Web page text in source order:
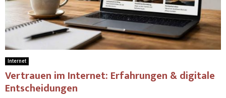
Internet
Vertrauen im Internet: Erfahrungen & digitale
Entscheidungen